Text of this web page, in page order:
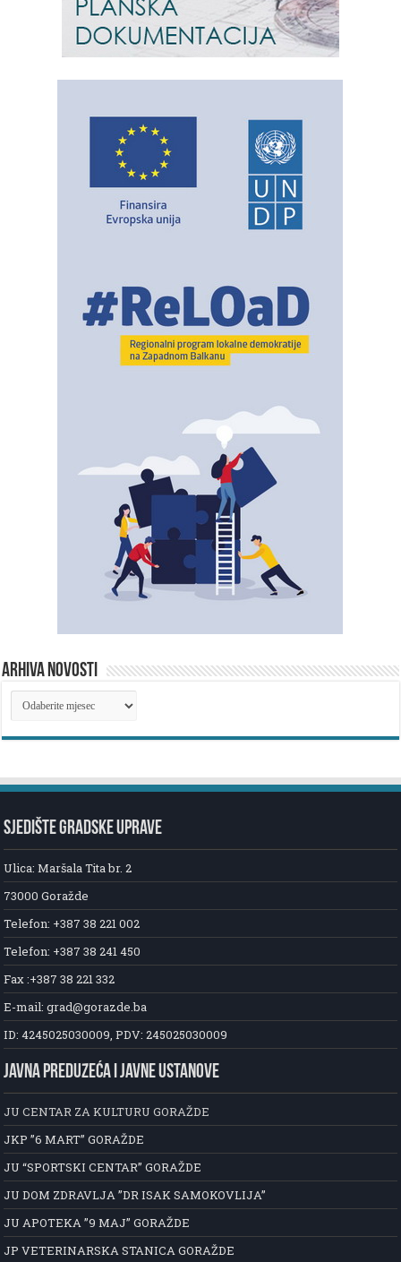
ARHIVA NOVOSTI
ARHIVA
NOVOSTI
SJEDIŠTE GRADSKE UPRAVE
Ulica: Maršala Tita br. 2
73000 Goražde
Telefon: +387 38 221 002
Telefon: +387 38 241 450
Fax :+387 38 221 332
E-mail: grad@gorazde.ba
ID: 4245025030009, PDV: 245025030009
JAVNA PREDUZEĆA I JAVNE USTANOVE
JU CENTAR ZA KULTURU GORAŽDE
JKP ”6 MART” GORAŽDE
JU “SPORTSKI CENTAR” GORAŽDE
JU DOM ZDRAVLJA ”DR ISAK SAMOKOVLIJA”
JU APOTEKA ”9 MAJ” GORAŽDE
JP VETERINARSKA STANICA GORAŽDE